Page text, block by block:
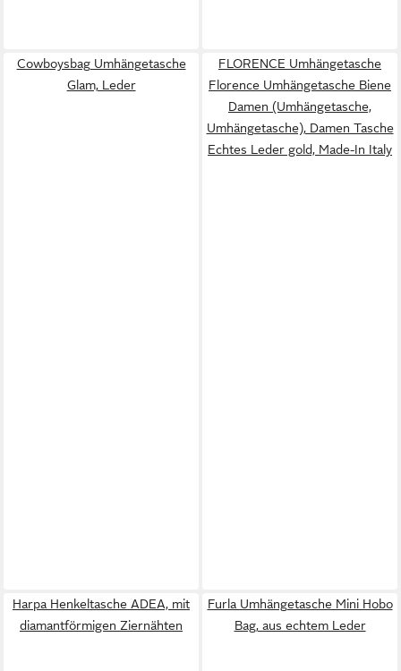
Cowboysbag Umhängetasche
Glam, Leder
FLORENCE Umhängetasche
Florence Umhängetasche Biene
Damen (Umhängetasche,
Umhängetasche), Damen Tasche
Echtes Leder gold, Made-In Italy
Harpa Henkeltasche ADEA, mit
diamantförmigen Ziernähten
Furla Umhängetasche Mini Hobo
Bag, aus echtem Leder